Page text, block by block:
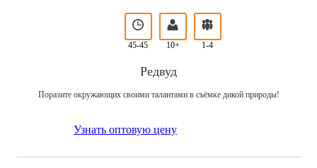
45-45 10+ 1-4
Редвуд
Поразите окружающих своими талантами в съёмке дикой природы!
Узнать оптовую цену